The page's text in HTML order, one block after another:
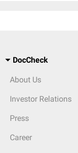
DocCheck
About Us
Investor Relations
Press
Career